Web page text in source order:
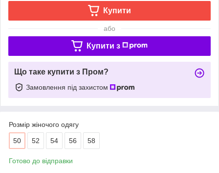
Купити
або
Купити з
Що таке купити з Пром?
Замовлення під захистом
Розмір жіночого одягу
50 52 54 56 58
Готово до відправки